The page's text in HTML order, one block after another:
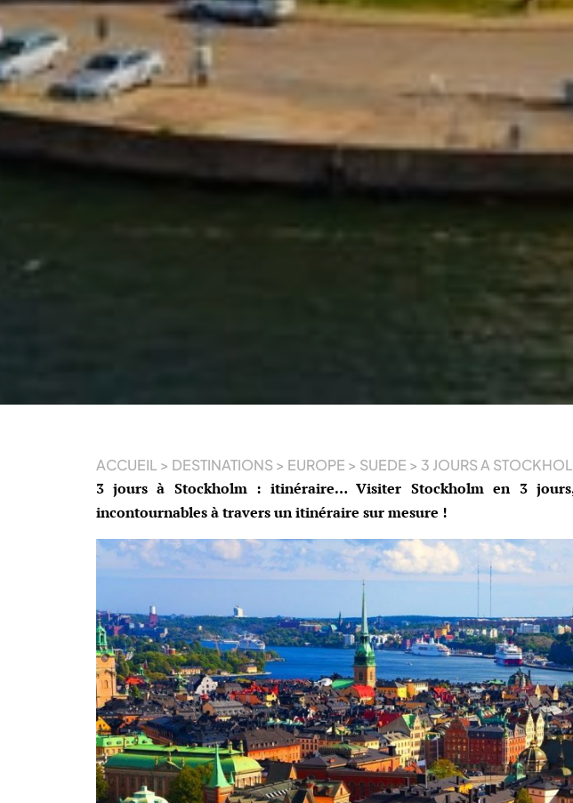
ACCUEIL > DESTINATIONS> EUROPE > SUEDE > 3 JOURS A
3 jours à Stockholm : itinéraire… Visiter Stockholm en 3
incontournables à travers un itinéraire sur mesure !